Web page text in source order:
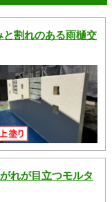
割れのある雨樋交
れが目立つモルタ